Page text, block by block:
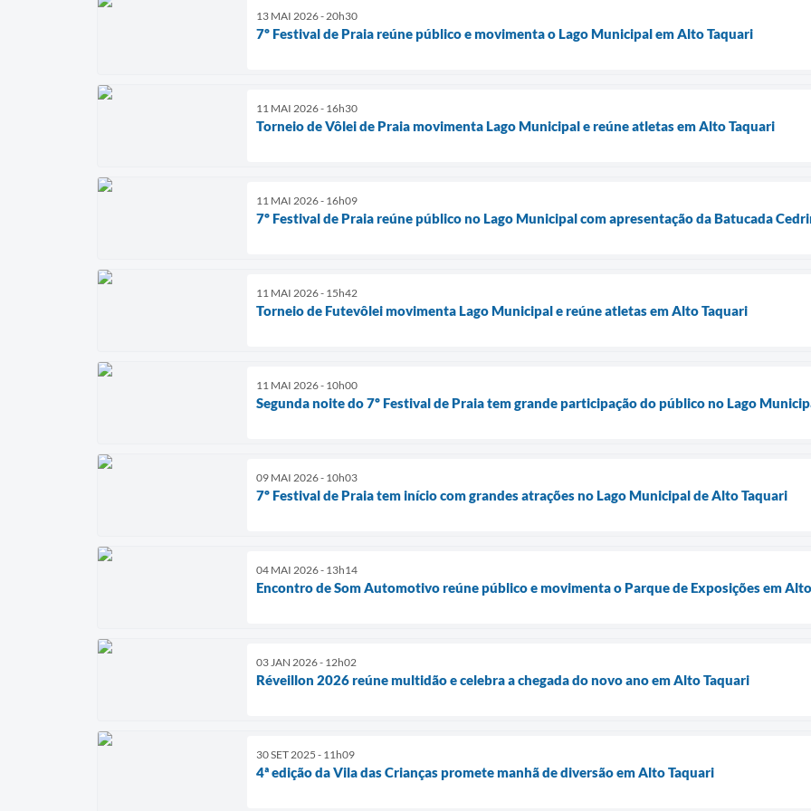
13 MAI 2026 - 20h30
7º Festival de Praia reúne público e movimenta o Lago Municipal em Alto Taquari
11 MAI 2026 - 16h30
Torneio de Vôlei de Praia movimenta Lago Municipal e reúne atletas em Alto Taquari
11 MAI 2026 - 16h09
7º Festival de Praia reúne público no Lago Municipal com apresentação da Batucada
11 MAI 2026 - 15h42
Torneio de Futevôlei movimenta Lago Municipal e reúne atletas em Alto Taquari
11 MAI 2026 - 10h00
Segunda noite do 7º Festival de Praia tem grande participação do público no Lago
09 MAI 2026 - 10h03
7º Festival de Praia tem início com grandes atrações no Lago Municipal de Alto Taquari
04 MAI 2026 - 13h14
Encontro de Som Automotivo reúne público e movimenta o Parque de Exposições em
03 JAN 2026 - 12h02
Réveillon 2026 reúne multidão e celebra a chegada do novo ano em Alto Taquari
30 SET 2025 - 11h09
4ª edição da Vila das Crianças promete manhã de diversão em Alto Taquari